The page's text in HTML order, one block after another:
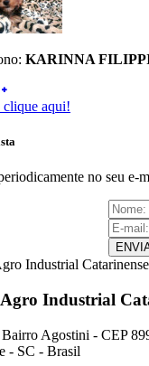
KARINNA
clique aqui!
no seu e-
Industrial
Agostini - CEP
- SC - Brasil